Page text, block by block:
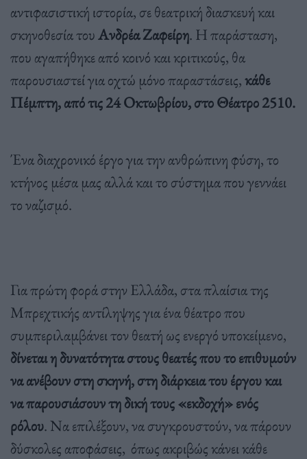
αντιφασιστική ιστορία, σε θεατρική διασκευή και
σκηνοθεσία τουΑνδρέα Ζαφείρη. Η παράσταση,
που αγαπήθηκε από κοινό και κριτικούς, θα
παρουσιαστεί για οχτώ μόνο παραστάσεις,κάθε
Πέμπτη, από τις 24 Οκτωβρίου, στο Θέατρο 2510.
Ένα διαχρονικό έργο για την ανθρώπινη φύση, το
κτήνος μέσα μας αλλά και το σύστημα που γεννάει
το ναζισμό.
Για πρώτη φορά στην Ελλάδα, στα πλαίσια της
Μπρεχτικής αντίληψης για ένα θέατρο που
συμπεριλαμβάνει τον θεατή ως ενεργό υποκείμενο,
δίνεται η δυνατότητα στους θεατές που το επιθυμούν
να ανέβουν στη σκηνή, στη διάρκεια του έργου και
να παρουσιάσουν τη δική τους «εκδοχή» ενός
ρόλου. Να επιλέξουν, να συγκρουστούν, να πάρουν
δύσκολες αποφάσεις, όπως ακριβώς κάνει κάθε